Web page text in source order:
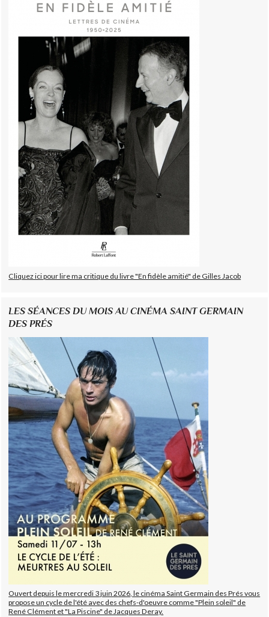
Cliquez ici pour lire ma critique du livre "En fidèle amitié" de Gilles Jacob
LES SÉANCES DU MOIS AU CINÉMA SAINT GERMAIN
DES PRÉS
Ouvert depuis le mercredi 3 juin 2026, le cinéma Saint Germain des Prés vous
propose un cycle de l'été avec des chefs-d'oeuvre comme "Plein soleil" de
René Clément et "La Piscine" de Jacques Deray.